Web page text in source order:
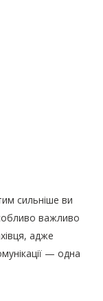
сильніше ви
важливо
адже
— одна